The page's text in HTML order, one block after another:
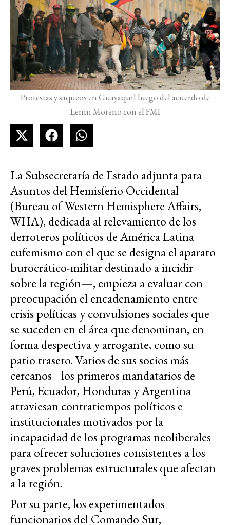
Protestas y saqueos en Guayaquil luego del acuerdo de
Lenin Moreno con el FMI
La Subsecretaría de Estado adjunta para
Asuntos del Hemisferio Occidental
(Bureau of Western Hemisphere Affairs,
WHA), dedicada al relevamiento de los
derroteros políticos de América Latina —
eufemismo con el que se designa el aparato
burocrático-militar destinado a incidir
sobre la región—, empieza a evaluar con
preocupación el encadenamiento entre
crisis políticas y convulsiones sociales que
se suceden en el área que denominan, en
forma despectiva y arrogante, como su
patio trasero. Varios de sus socios más
cercanos –los primeros mandatarios de
Perú, Ecuador, Honduras y Argentina–
atraviesan contratiempos políticos e
institucionales motivados por la
incapacidad de los programas neoliberales
para ofrecer soluciones consistentes a los
graves problemas estructurales que afectan
a la región.
Por su parte, los experimentados
funcionarios del Comando Sur,